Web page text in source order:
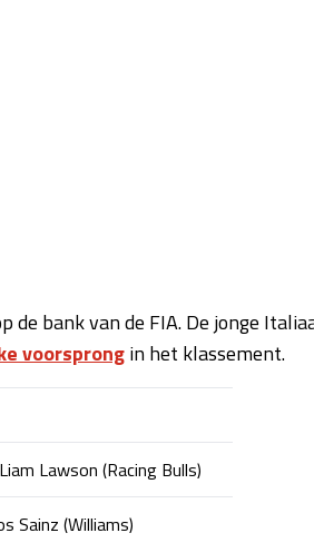
bank van de FIA. De jonge
voorsprongin het klassement.
Lawson (Racing Bulls)
Sainz (Williams)